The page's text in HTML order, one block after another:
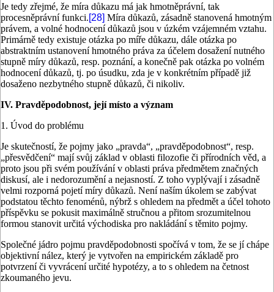
Je tedy zřejmé, že míra důkazu má jak hmotněprávní, tak
procesněprávní funkci.[28] Míra důkazů, zásadně stanovená hmotným
právem, a volné hodnocení důkazů jsou v úzkém vzájemném vztahu.
Primárně tedy existuje otázka po míře důkazu, dále otázka po
abstraktním ustanovení hmotného práva za účelem dosažení nutného
stupně míry důkazů, resp. poznání, a konečně pak otázka po volném
hodnocení důkazů, tj. po úsudku, zda je v konkrétním případě již
dosaženo nezbytného stupně důkazů, či nikoliv.
IV. Pravděpodobnost, její místo a význam
1. Úvod do problému
Je skutečností, že pojmy jako „pravda“, „pravděpodobnost“, resp.
„přesvědčení“ mají svůj základ v oblasti filozofie či přírodních věd, a
proto jsou při svém používání v oblasti práva předmětem značných
diskusí, ale i nedorozumění a nejasností. Z toho vyplývají i zásadně
velmi rozporná pojetí míry důkazů. Není naším úkolem se zabývat
podstatou těchto fenoménů, nýbrž s ohledem na předmět a účel tohoto
příspěvku se pokusit maximálně stručnou a přitom srozumitelnou
formou stanovit určitá východiska pro nakládání s těmito pojmy.
Společné jádro pojmu pravděpodobnosti spočívá v tom, že se jí chápe
objektivní nález, který je vytvořen na empirickém základě pro
potvrzení či vyvrácení určité hypotézy, a to s ohledem na četnost
zkoumaného jevu.